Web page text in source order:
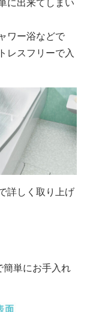
に出来てしまい
ワー浴などで
レスフリーで入
詳しく取り上げ
簡単にお手入れ